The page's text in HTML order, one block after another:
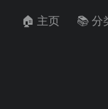
🏠 主页 📚 分